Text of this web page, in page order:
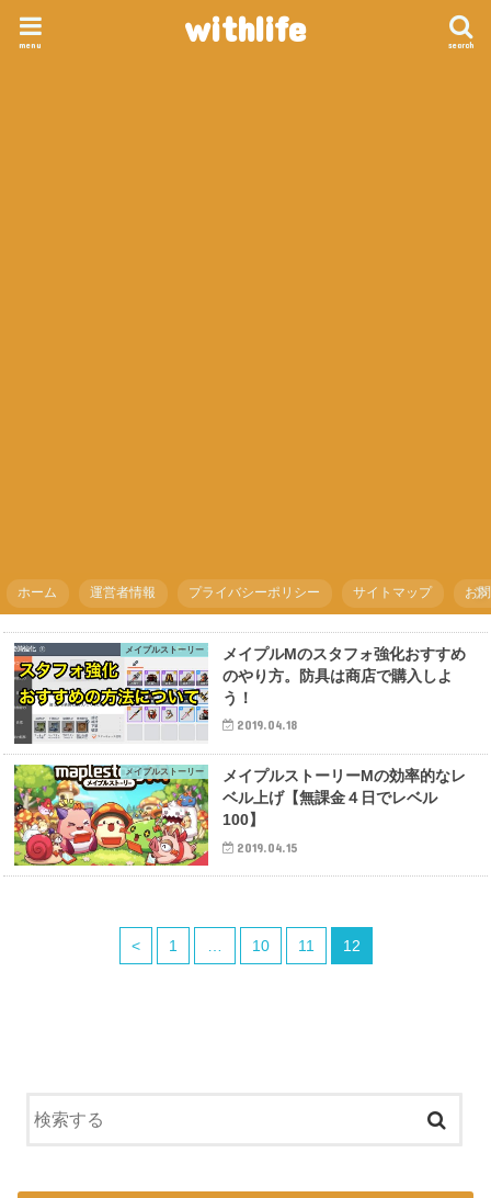
withlife search
menu
ホーム 運営者情報 プライバシーポリシー サイトマップ お
メイプルストーリー
メイプルMのスタフォ強化おすすめ
のやり方。防具は商店で購入しよ
う！
2019.04.18
メイプルストーリー
メイプルストーリーMの効率的なレ
ベル上げ【無課金４日でレベル
100】
2019.04.15
< 1 10 11 12